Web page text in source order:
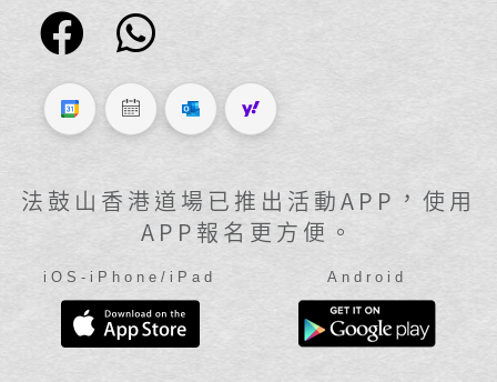
法鼓山香港道場已推出活動APP，使用
APP報名更方便。
iOS-iPhone/iPad Android